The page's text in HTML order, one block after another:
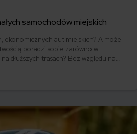
samochodów miejskich
ekonomicznych aut miejskich? A może
poradzi sobie zarówno w
dłuższych trasach? Bez względu na
pomoże Ci znaleźć wymarzone auto